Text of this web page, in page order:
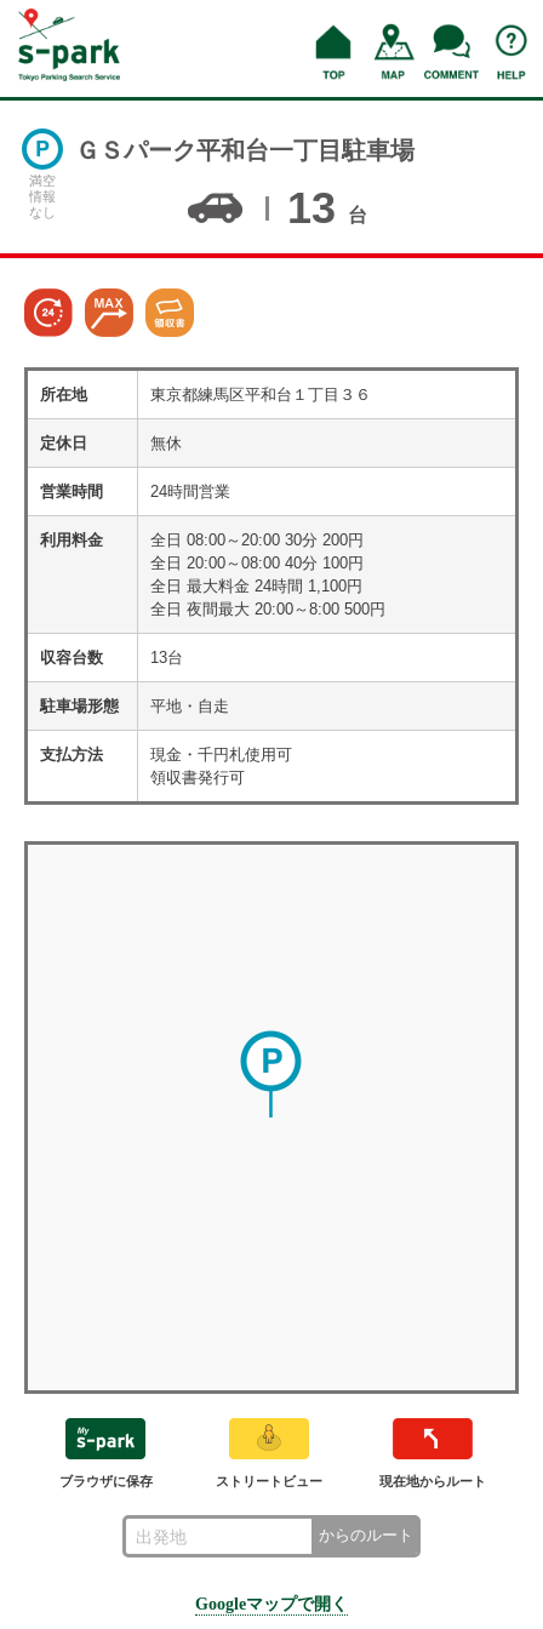
満空
情報
なし
ＧＳパーク平和台一丁目駐車場
13 台
所在地 東京都練馬区平和台１丁目３６
定休日 無休
営業時間 24時間営業
利用料金
全日 08:00～20:00 30分 200円
全日 20:00～08:00 40分 100円
全日 最大料金 24時間 1,100円
全日 夜間最大 20:00～8:00 500円
収容台数 13台
駐車場形態 平地・自走
支払方法
現金・千円札使用可
領収書発行可
ブラウザに保存 ストリートビュー 現在地からルート
からのルート
Googleマップで開く